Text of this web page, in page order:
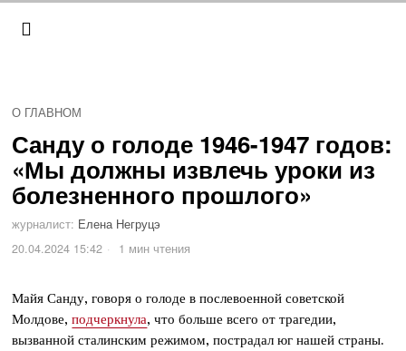
О ГЛАВНОМ
Санду о голоде 1946-1947 годов:
«Мы должны извлечь уроки из
болезненного прошлого»
журналист: Елена Негруцэ
20.04.2024 15:42
1 мин чтения
Майя Санду, говоря о голоде в послевоенной советской
Молдове,подчеркнула, что больше всего от трагедии,
вызванной сталинским режимом, пострадал юг нашей страны.